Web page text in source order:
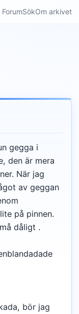
ForumSökOm arkivet
gegga i
den är mera
När jag
av geggan
på pinnen.
dåligt .
bör jag